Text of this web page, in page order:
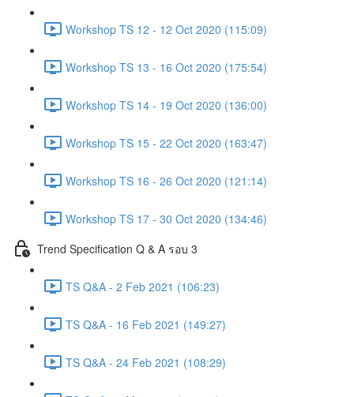
Workshop TS 12 - 12 Oct 2020 (115:09)
Workshop TS 13 - 16 Oct 2020 (175:54)
Workshop TS 14 - 19 Oct 2020 (136:00)
Workshop TS 15 - 22 Oct 2020 (163:47)
Workshop TS 16 - 26 Oct 2020 (121:14)
Workshop TS 17 - 30 Oct 2020 (134:46)
Trend Specification Q & A รอบ 3
TS Q&A - 2 Feb 2021 (106:23)
TS Q&A - 16 Feb 2021 (149:27)
TS Q&A - 24 Feb 2021 (108:29)